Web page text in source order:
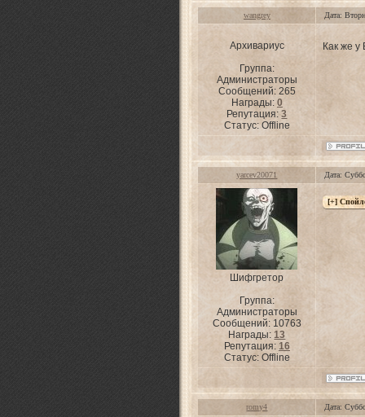
wangrey Дата:
Архивариус
Группа:
Администраторы
Сообщений: 265
Награды: 0
Репутация:3
Статус: Offline
Как же
yarcev20071 Дата:
Шифгретор
Группа:
Администраторы
Сообщений: 10763
Награды:13
Репутация: 16
Статус: Offline
romy4 Дата: